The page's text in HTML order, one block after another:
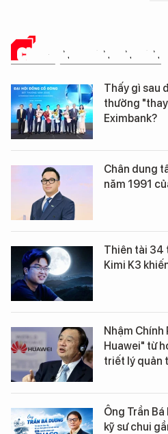
CHUYỆN DOANH NHÂN
Thấy gì sau
thường
Eximbank?
Chân dung
năm 1991
Thiên tài 34
Kimi K3
Nhậm Chính
Huawei" từ
triết lý quản
Ông Trần
kỹ sư chui